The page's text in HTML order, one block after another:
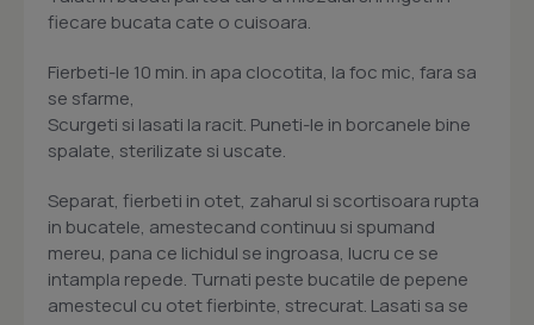
fiecare bucata cate o cuisoara.
Fierbeti-le 10 min. in apa clocotita, la foc mic, fara sa
se sfarme,
Scurgeti si lasati la racit. Puneti-le in borcanele bine
spalate, sterilizate si uscate.
Separat, fierbeti in otet, zaharul si scortisoara rupta
in bucatele, amestecand continuu si spumand
mereu, pana ce lichidul se ingroasa, lucru ce se
intampla repede. Turnati peste bucatile de pepene
amestecul cu otet fierbinte, strecurat. Lasati sa se